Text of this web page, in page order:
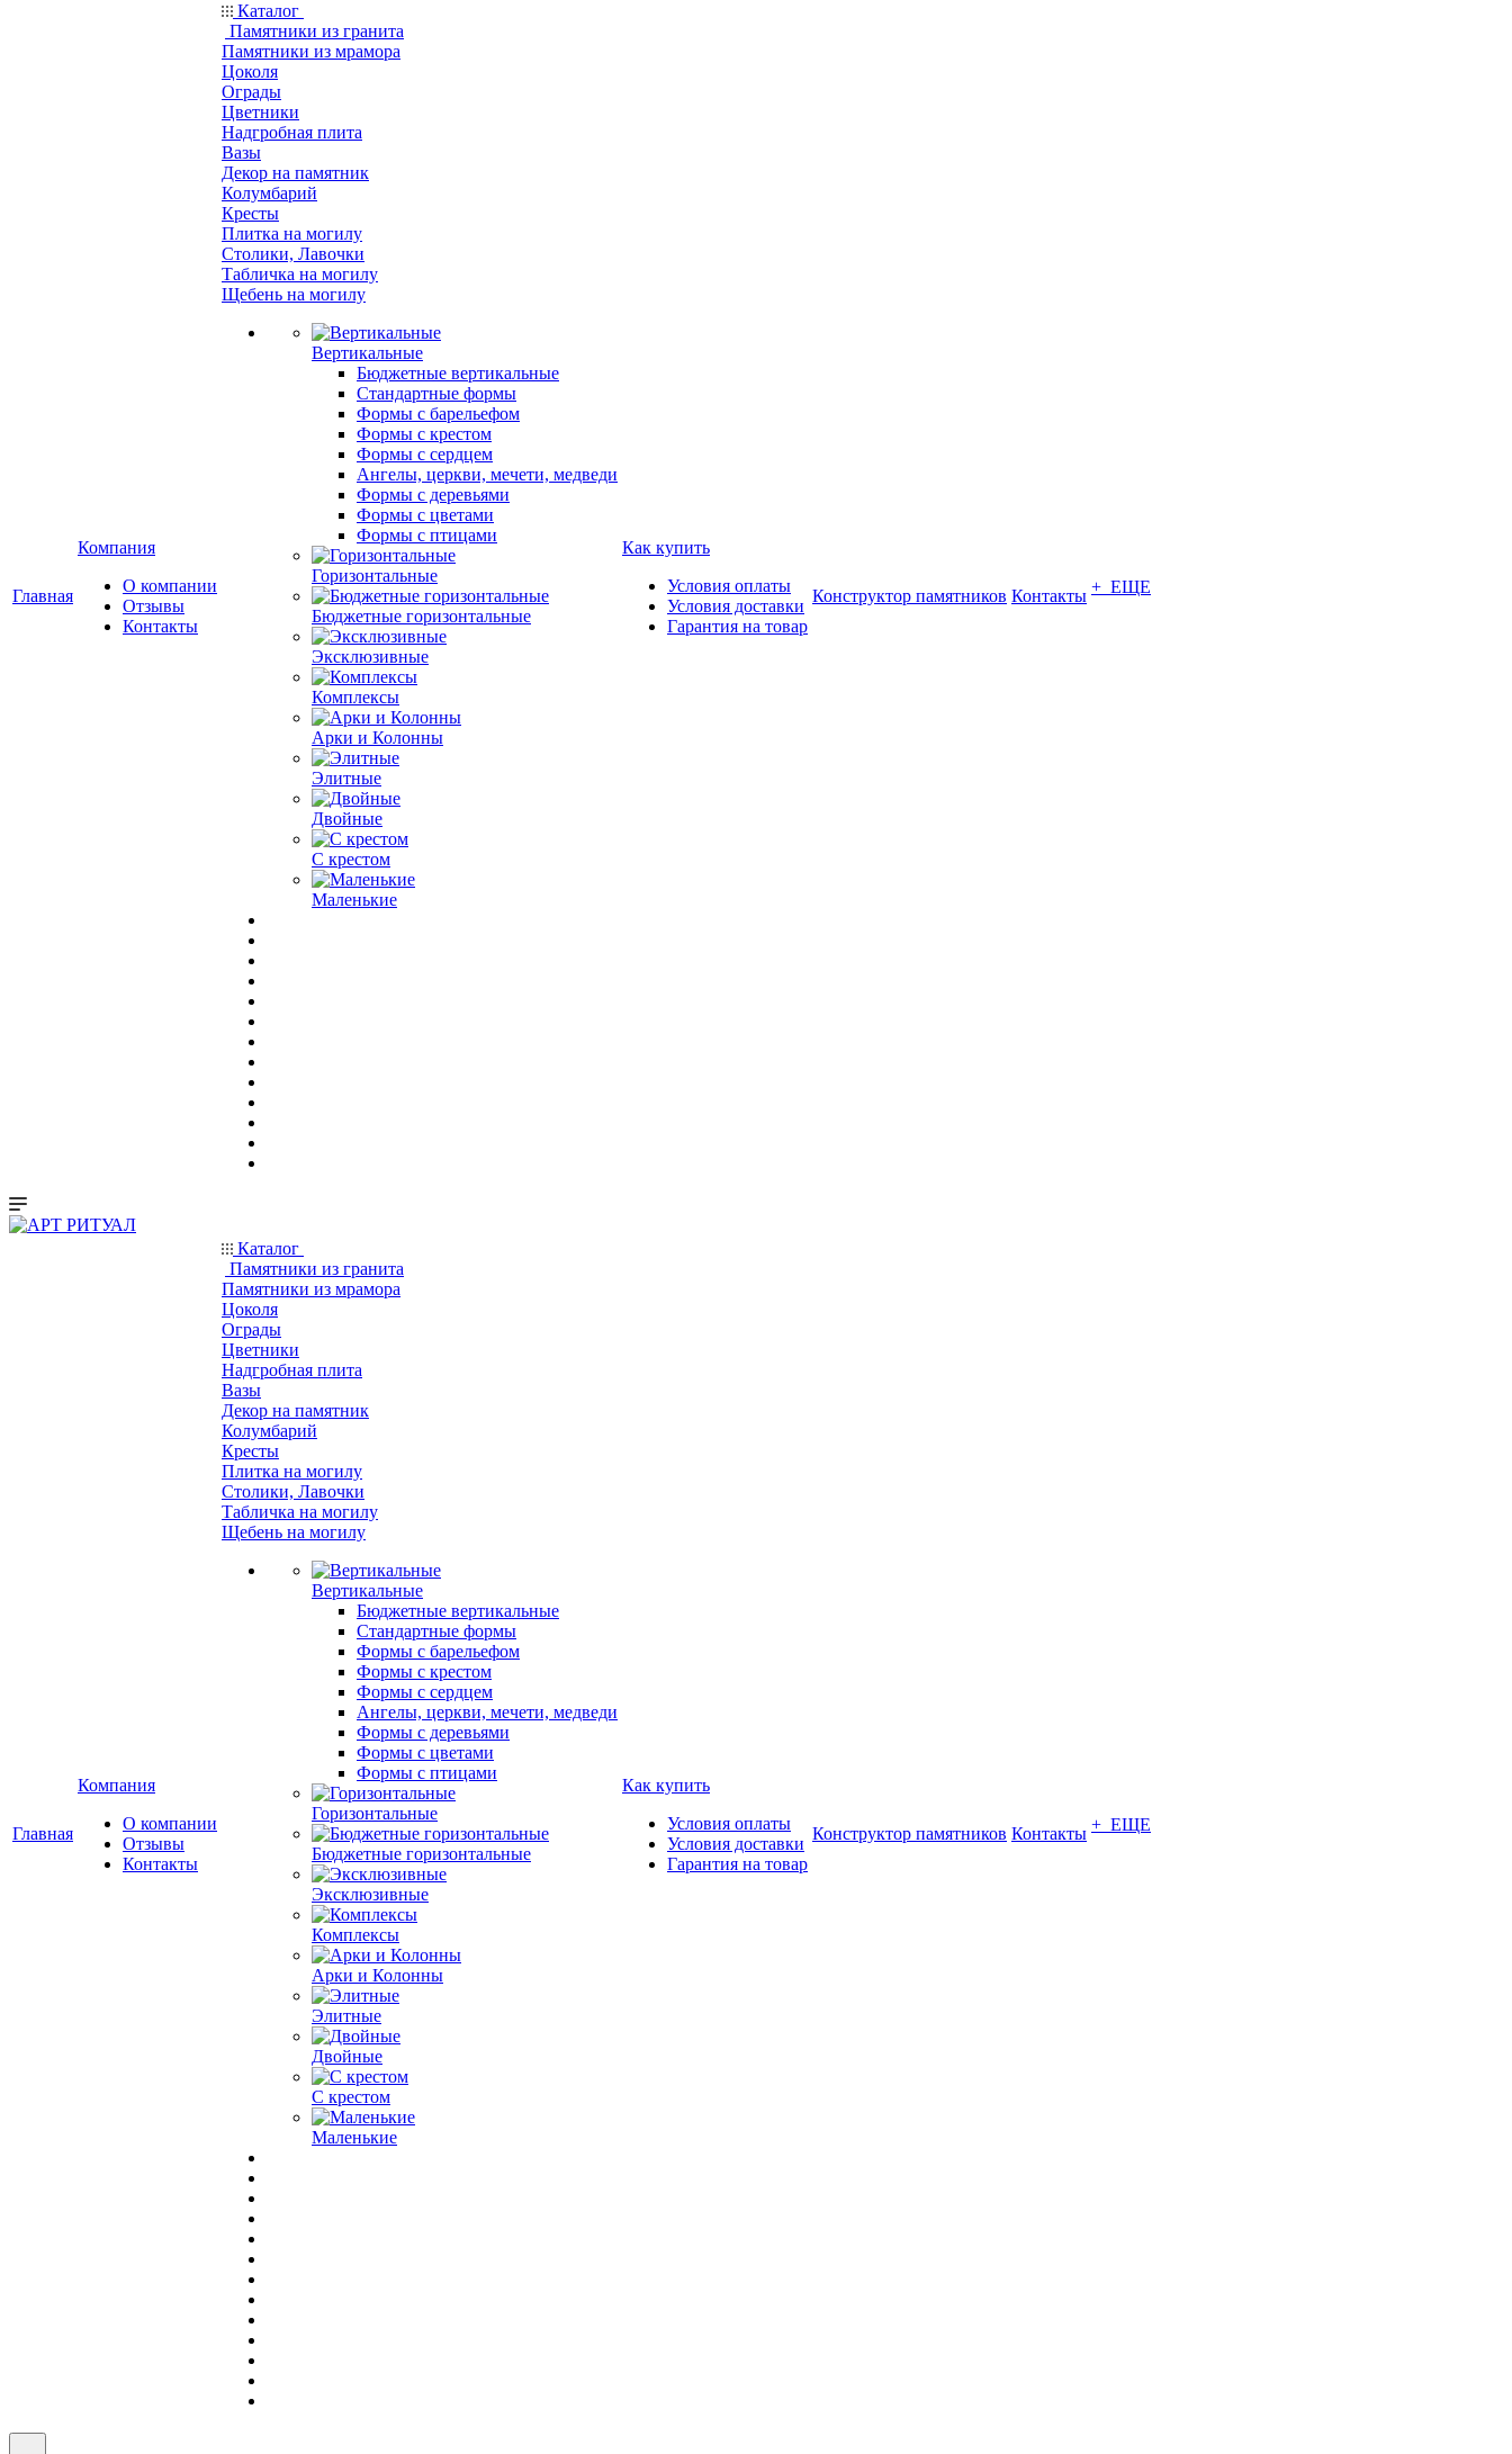
Главная
Компания
О компании
Отзывы
Контакты
Каталог
Памятники из гранита
Памятники из мрамора
Цоколя
Ограды
Цветники
Надгробная плита
Вазы
Декор на памятник
Колумбарий
Кресты
Плитка на могилу
Столики, Лавочки
Табличка на могилу
Щебень на могилу
Вертикальные
Бюджетные вертикальные
Стандартные формы
Формы с барельефом
Формы с крестом
Формы с сердцем
Ангелы, церкви, мечети, медведи
Формы с деревьями
Формы с цветами
Формы с птицами
Горизонтальные
Бюджетные горизонтальные
Эксклюзивные
Комплексы
Арки и Колонны
Элитные
Двойные
С крестом
Маленькие
Как купить
Условия оплаты
Условия доставки
Гарантия на товар
Конструктор памятников Контакты + ЕЩЕ
Главная
Компания
О компании
Отзывы
Контакты
Каталог
Памятники из гранита
Памятники из мрамора
Цоколя
Ограды
Цветники
Надгробная плита
Вазы
Декор на памятник
Колумбарий
Кресты
Плитка на могилу
Столики, Лавочки
Табличка на могилу
Щебень на могилу
Вертикальные
Бюджетные вертикальные
Стандартные формы
Формы с барельефом
Формы с крестом
Формы с сердцем
Ангелы, церкви, мечети, медведи
Формы с деревьями
Формы с цветами
Формы с птицами
Горизонтальные
Бюджетные горизонтальные
Эксклюзивные
Комплексы
Арки и Колонны
Элитные
Двойные
С крестом
Маленькие
Как купить
Условия оплаты
Условия доставки
Гарантия на товар
Конструктор памятников Контакты + ЕЩЕ